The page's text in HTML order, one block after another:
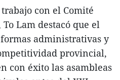
con el Comité
Lam destacó que el
administrativas y
provincial,
con éxito las asambleas